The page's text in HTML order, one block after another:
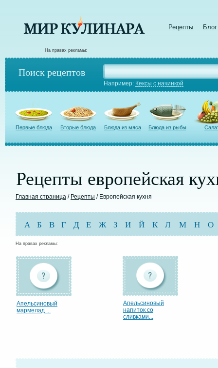
Рецепты Блог
На правах рекламы:
Поиск рецептов
Например: Кексы с начинкой
Первые блюда Вторые блюда Блюда из мяса Блюда из рыбы
Рецепты европейская
Главная страница / Рецепты / Европейская кухня
А Б В Г Д Е Ж З И Й К Л М Н О
На правах рекламы:
Апельсиновый
мармелад ...
Апельсиновый
напиток со
сливками...